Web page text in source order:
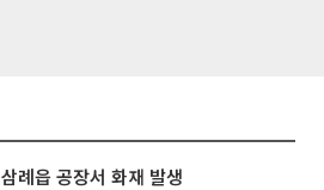
례읍 공장서 화재 발생